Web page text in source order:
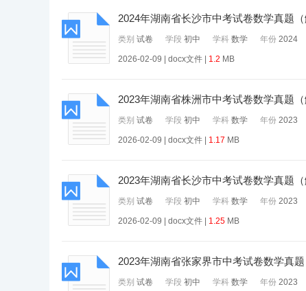
2024年湖南省长沙市中考试卷数学真题（
类别 试卷 学段 初中 学科 数学 年份 2024
2026-02-09 | docx文件 | 1.2 MB
2023年湖南省株洲市中考试卷数学真题（
类别 试卷 学段 初中 学科 数学 年份 2023
2026-02-09 | docx文件 | 1.17 MB
2023年湖南省长沙市中考试卷数学真题（
类别 试卷 学段 初中 学科 数学 年份 2023
2026-02-09 | docx文件 | 1.25 MB
2023年湖南省张家界市中考试卷数学真题
类别 试卷 学段 初中 学科 数学 年份 2023